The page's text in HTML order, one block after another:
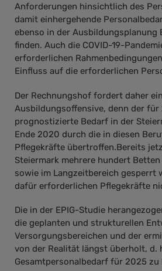
Anforderungen hinsichtlich des
damit einhergehende
ebenso in der Ausbildungsplanung
finden. Auch die COVID-19-
erforderlichen
Einfluss auf die erforderlichen
Der Rechnungshof fordert daher
Ausbildungsoffensive, denn der für
prognostizierte Bedarf in der
Ende 2020 durch die in diesen
Pflegekräfte übertroffen.Bereits
Steiermark mehrere hundert
sowie im Langzeitbereich gesperrt
dafür erforderlichen Pflegekräfte
Die in der EPIG-Studie
die geplanten und strukturellen
Versorgungsbereichen und der
von der Realität längst überholt, d.
Gesamtpersonalbedarf für 2025 zu